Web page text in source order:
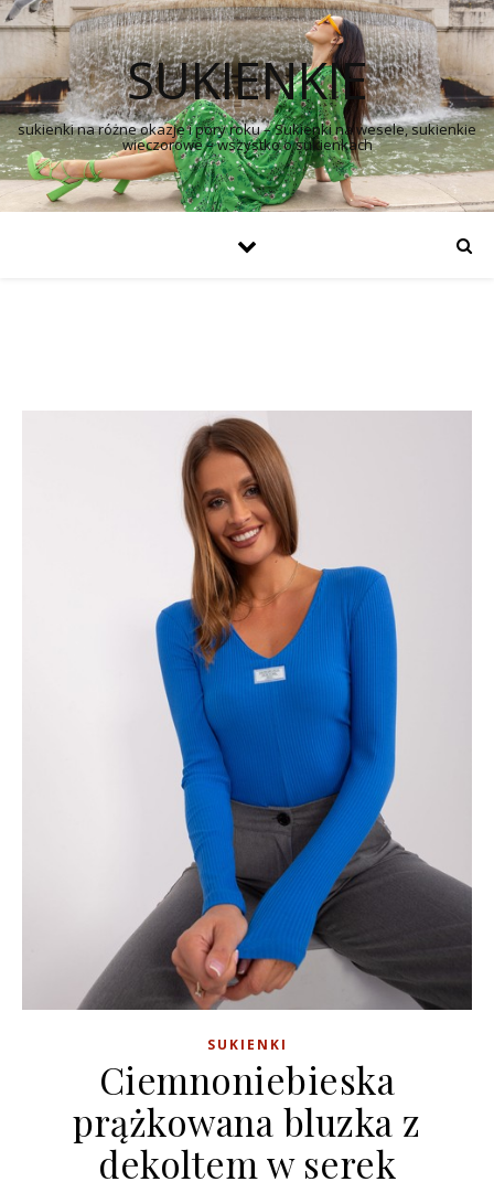
SUKIENKIE
sukienki na różne okazje i pory roku – Sukienki na wesele, sukienkie
wieczorowe – wszystko o sukienkach
SUKIENKI
Ciemnoniebieska
prążkowana bluzka z
dekoltem w serek